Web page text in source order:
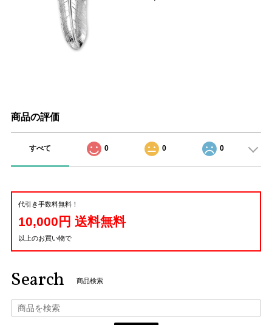
商品の評価
すべて 0 0 0
代引き手数料無料！
10,000円 送料無料
以上のお買い物で
Search 商品検索